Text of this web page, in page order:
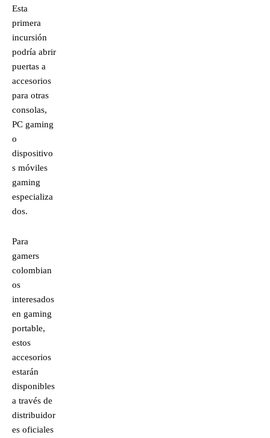
Esta
primera
incursión
podría abrir
puertas a
accesorios
para otras
consolas,
PC gaming
o
dispositivo
s móviles
gaming
especializa
dos.
Para
gamers
colombian
os
interesados
en gaming
portable,
estos
accesorios
estarán
disponibles
a través de
distribuidor
es oficiales